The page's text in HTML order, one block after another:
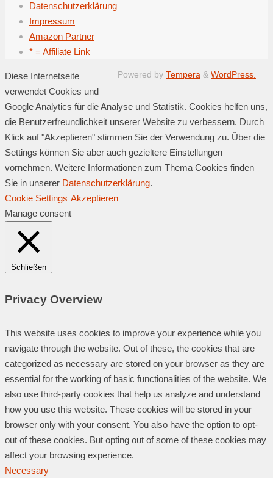
Datenschutzerklärung
Impressum
Amazon Partner
* = Affiliate Link
Powered by Tempera & WordPress.
Diese Internetseite
verwendet Cookies und
Google Analytics für die Analyse und Statistik. Cookies helfen uns,
die Benutzerfreundlichkeit unserer Website zu verbessern. Durch
Klick auf "Akzeptieren" stimmen Sie der Verwendung zu. Über die
Settings können Sie aber auch gezieltere Einstellungen
vornehmen. Weitere Informationen zum Thema Cookies finden
Sie in unserer Datenschutzerklärung.
Cookie Settings Akzeptieren
Manage consent
Schließen
Privacy Overview
This website uses cookies to improve your experience while you
navigate through the website. Out of these, the cookies that are
categorized as necessary are stored on your browser as they are
essential for the working of basic functionalities of the website. We
also use third-party cookies that help us analyze and understand
how you use this website. These cookies will be stored in your
browser only with your consent. You also have the option to opt-
out of these cookies. But opting out of some of these cookies may
affect your browsing experience.
Necessary